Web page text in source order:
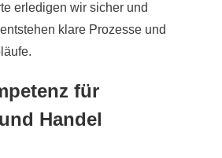
erledigen wir sicher und
klare Prozesse und
für
Handel